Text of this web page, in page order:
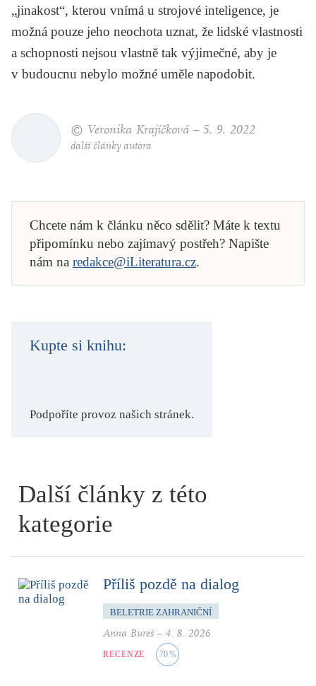
„jinakost“, kterou vnímá u strojové inteligence, je
možná pouze jeho neochota uznat, že lidské vlastnosti
a schopnosti nejsou vlastně tak výjimečné, aby je
v budoucnu nebylo možné uměle napodobit.
© Veronika Krajíčková – 5. 9. 2022
další články autora
Chcete nám k článku něco sdělit? Máte k textu
připomínku nebo zajímavý postřeh? Napište
nám na redakce@iLiteratura.cz.
Kupte si knihu:
Podpoříte provoz našich stránek.
Další články z této
kategorie
Příliš pozdě na dialog
BELETRIE ZAHRANIČNÍ
Anna Bureš – 4. 8. 2026
RECENZE 70%